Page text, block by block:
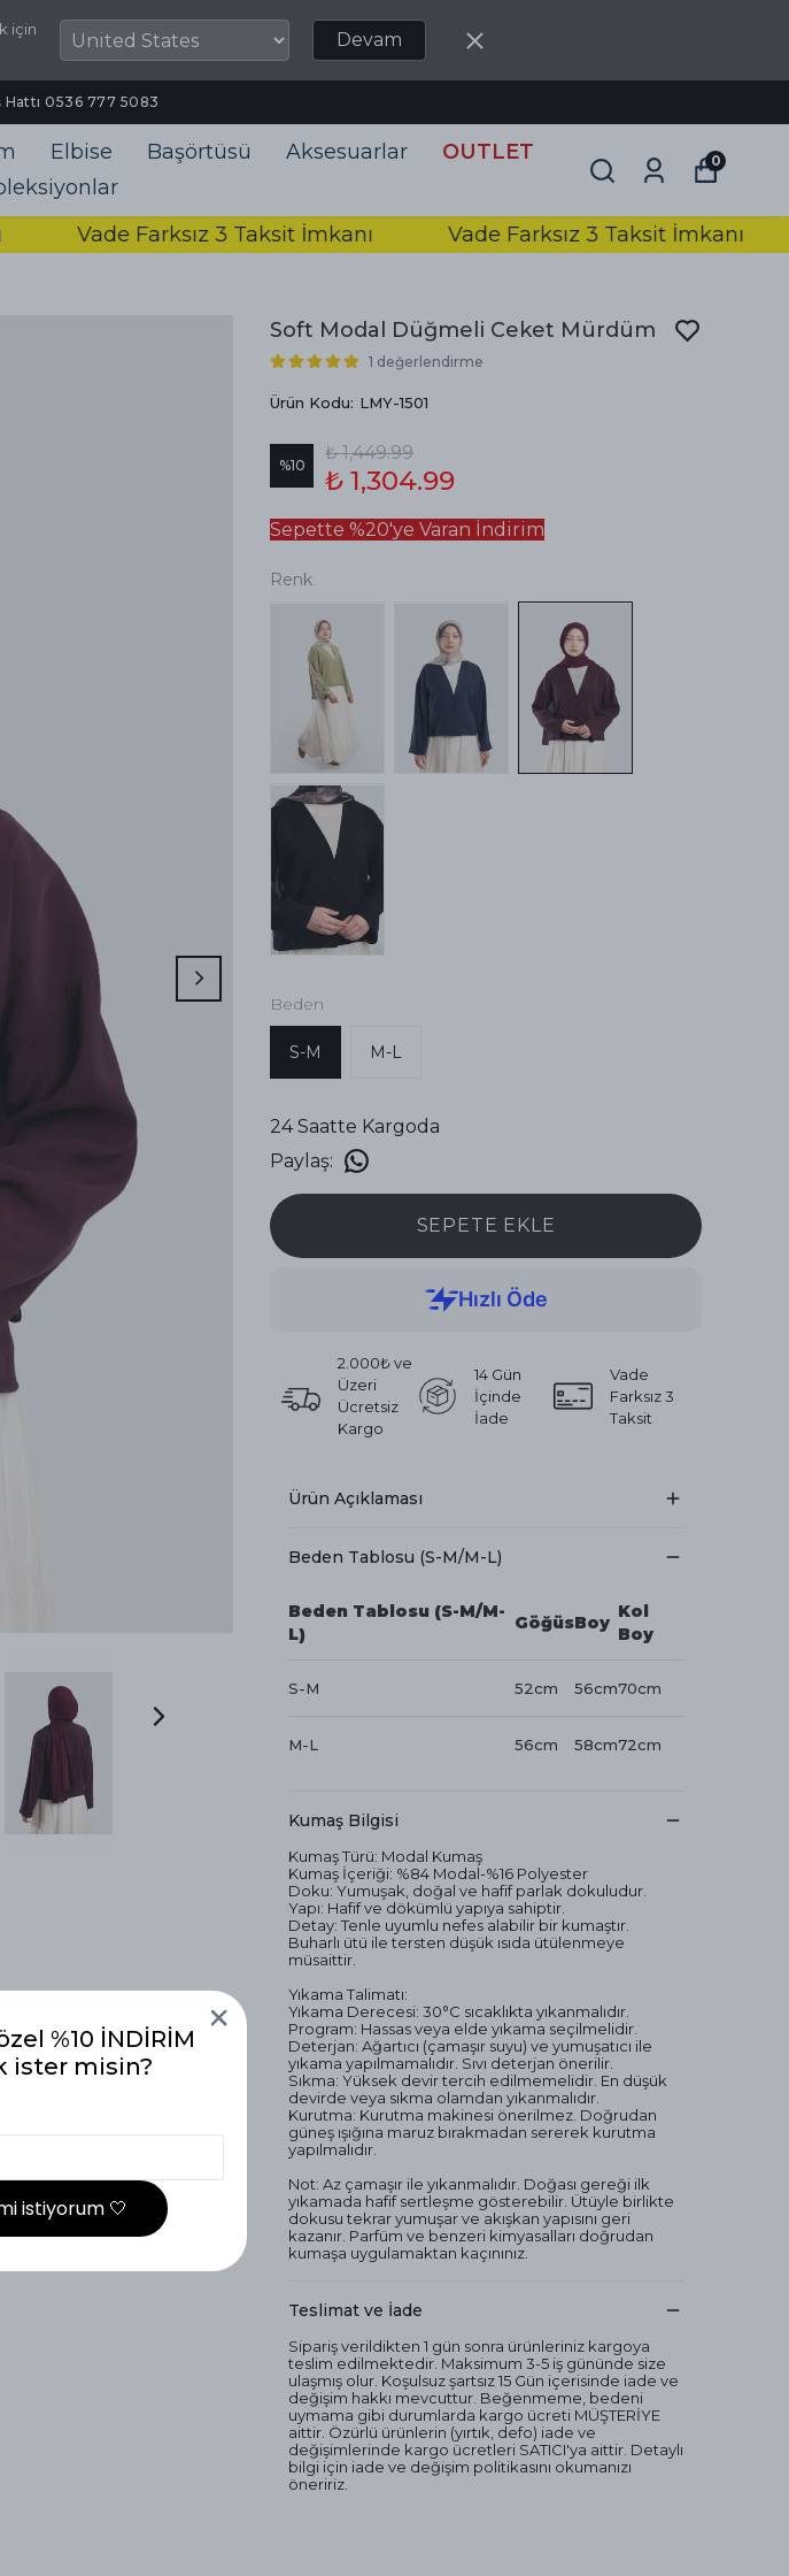
için
Devam
Ücretsiz Kargo
Elbise Başörtüsü Aksesuarlar
OUTLET
0
Vade Farksız 3 Taksit İmkanı Vade Farksız 3 Taksit İmkanı
Soft Modal Düğmeli Ceket Mürdüm
1 değerlendirme
Ürün Kodu: LMY-1501
%10
₺ 1,449.99
₺ 1,304.99
Sepette %20'ye Varan İndirim
Renk
Beden
S-M M-L
24 Saatte Kargoda
Paylaş:
SEPETE EKLE
2.000₺ ve
Üzeri
Ücretsiz
Kargo
14 Gün
İçinde
İade
Vade
Farksız 3
Taksit
Ürün Açıklaması
Beden Tablosu (S-M/M-L)
Beden Tablosu (S-M/M-
L)
GöğüsBoy
Kol
Boy
S-M 52cm 56cm70cm
M-L 56cm 58cm72cm
Kumaş Bilgisi
Kumaş Türü: Modal Kumaş
Kumaş İçeriği: %84 Modal-%16 Polyester
Doku: Yumuşak, doğal ve hafif parlak dokuludur.
Yapı: Hafif ve dökümlü yapıya sahiptir.
Detay: Tenle uyumlu nefes alabilir bir kumaştır.
Buharlı ütü ile tersten düşük ısıda ütülenmeye
müsaittir.
Yıkama Talimatı:
Yıkama Derecesi: 30°C sıcaklıkta yıkanmalıdır.
Program: Hassas veya elde yıkama seçilmelidir.
Deterjan: Ağartıcı (çamaşır suyu) ve yumuşatıcı ile
yıkama yapılmamalıdır. Sıvı deterjan önerilir.
Sıkma: Yüksek devir tercih edilmemelidir. En düşük
devirde veya sıkma olamdan yıkanmalıdır.
Kurutma: Kurutma makinesi önerilmez. Doğrudan
güneş ışığına maruz bırakmadan sererek kurutma
yapılmalıdır.
Not: Az çamaşır ile yıkanmalıdır. Doğası gereği ilk
yıkamada hafif sertleşme gösterebilir. Ütüyle birlikte
dokusu tekrar yumuşar ve akışkan yapısını geri
kazanır. Parfüm ve benzeri kimyasalları doğrudan
kumaşa uygulamaktan kaçınınız.
Teslimat ve İade
Sipariş verildikten 1 gün sonra ürünleriniz kargoya
teslim edilmektedir. Maksimum 3-5 iş gününde size
ulaşmış olur. Koşulsuz şartsız 15 Gün içerisinde iade ve
değişim hakkı mevcuttur. Beğenmeme, bedeni
uymama gibi durumlarda kargo ücreti MÜŞTERİYE
aittir. Özürlü ürünlerin (yırtık, defo) iade ve
değişimlerinde kargo ücretleri SATICI'ya aittir. Detaylı
bilgi için iade ve değişim politikasını okumanızı
öneririz.
%10 İNDİRİM
ister misin?
istiyorum 🤍